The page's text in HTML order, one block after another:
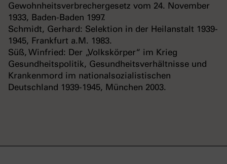
Gewohnheitsverbrechergesetz vom 24. November
1933, Baden-Baden 1997.
Schmidt, Gerhard: Selektion in der Heilanstalt 1939-
1945, Frankfurt a.M. 1983.
Süß, Winfried: Der „Volkskörper“ im Krieg
Gesundheitspolitik, Gesundheitsverhältnisse und
Krankenmord im nationalsozialistischen
Deutschland 1939-1945, München 2003.